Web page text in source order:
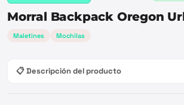
Morral Backpack Oregon
Maletines Mochilas
📋 Descripción del producto